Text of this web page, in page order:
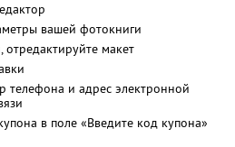
вашей фотокниги
отредактируйте макет
телефона и адрес электронной
в поле «Введите код купона»